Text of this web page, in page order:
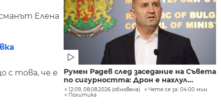
Елена
с това, че е
Румен Радев след заседание на Съвета
по сигурността: Дрон е нахлул...
12:09, 08.08.2026 (обновена)
Чете се за: 04:00 мин.
Политика